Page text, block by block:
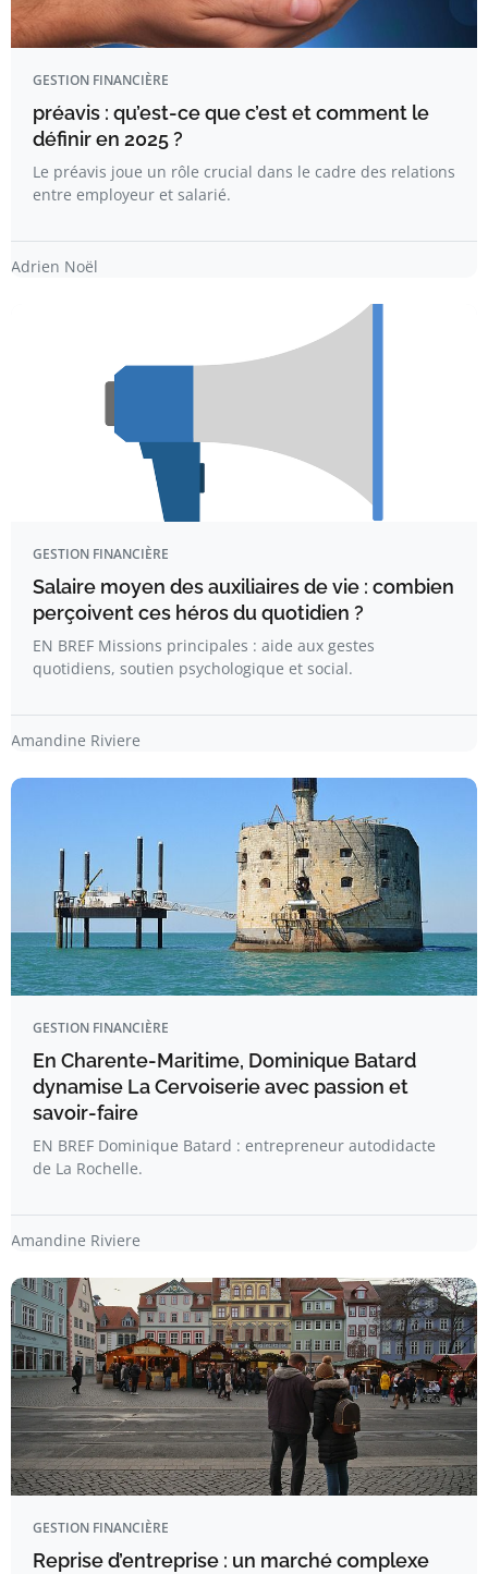
GESTION FINANCIÈRE
préavis : qu’est-ce que c’est et comment le
définir en 2025 ?
Le préavis joue un rôle crucial dans le cadre des relations
entre employeur et salarié.
Adrien Noël
GESTION FINANCIÈRE
Salaire moyen des auxiliaires de vie : combien
perçoivent ces héros du quotidien ?
EN BREF Missions principales : aide aux gestes
quotidiens, soutien psychologique et social.
Amandine Riviere
GESTION FINANCIÈRE
En Charente-Maritime, Dominique Batard
dynamise La Cervoiserie avec passion et
savoir-faire
EN BREF Dominique Batard : entrepreneur autodidacte
de La Rochelle.
Amandine Riviere
GESTION FINANCIÈRE
Reprise d’entreprise : un marché complexe